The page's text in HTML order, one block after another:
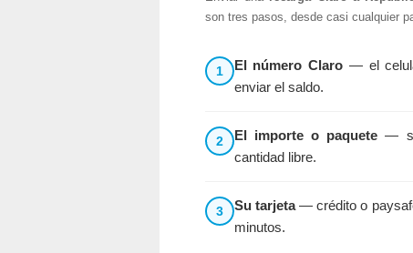
son tres pasos, desde casi cualquier
1 El número Claro — el
enviar el saldo.
2 El importe o paquete —
cantidad libre.
3 Su tarjeta— crédito o
minutos.